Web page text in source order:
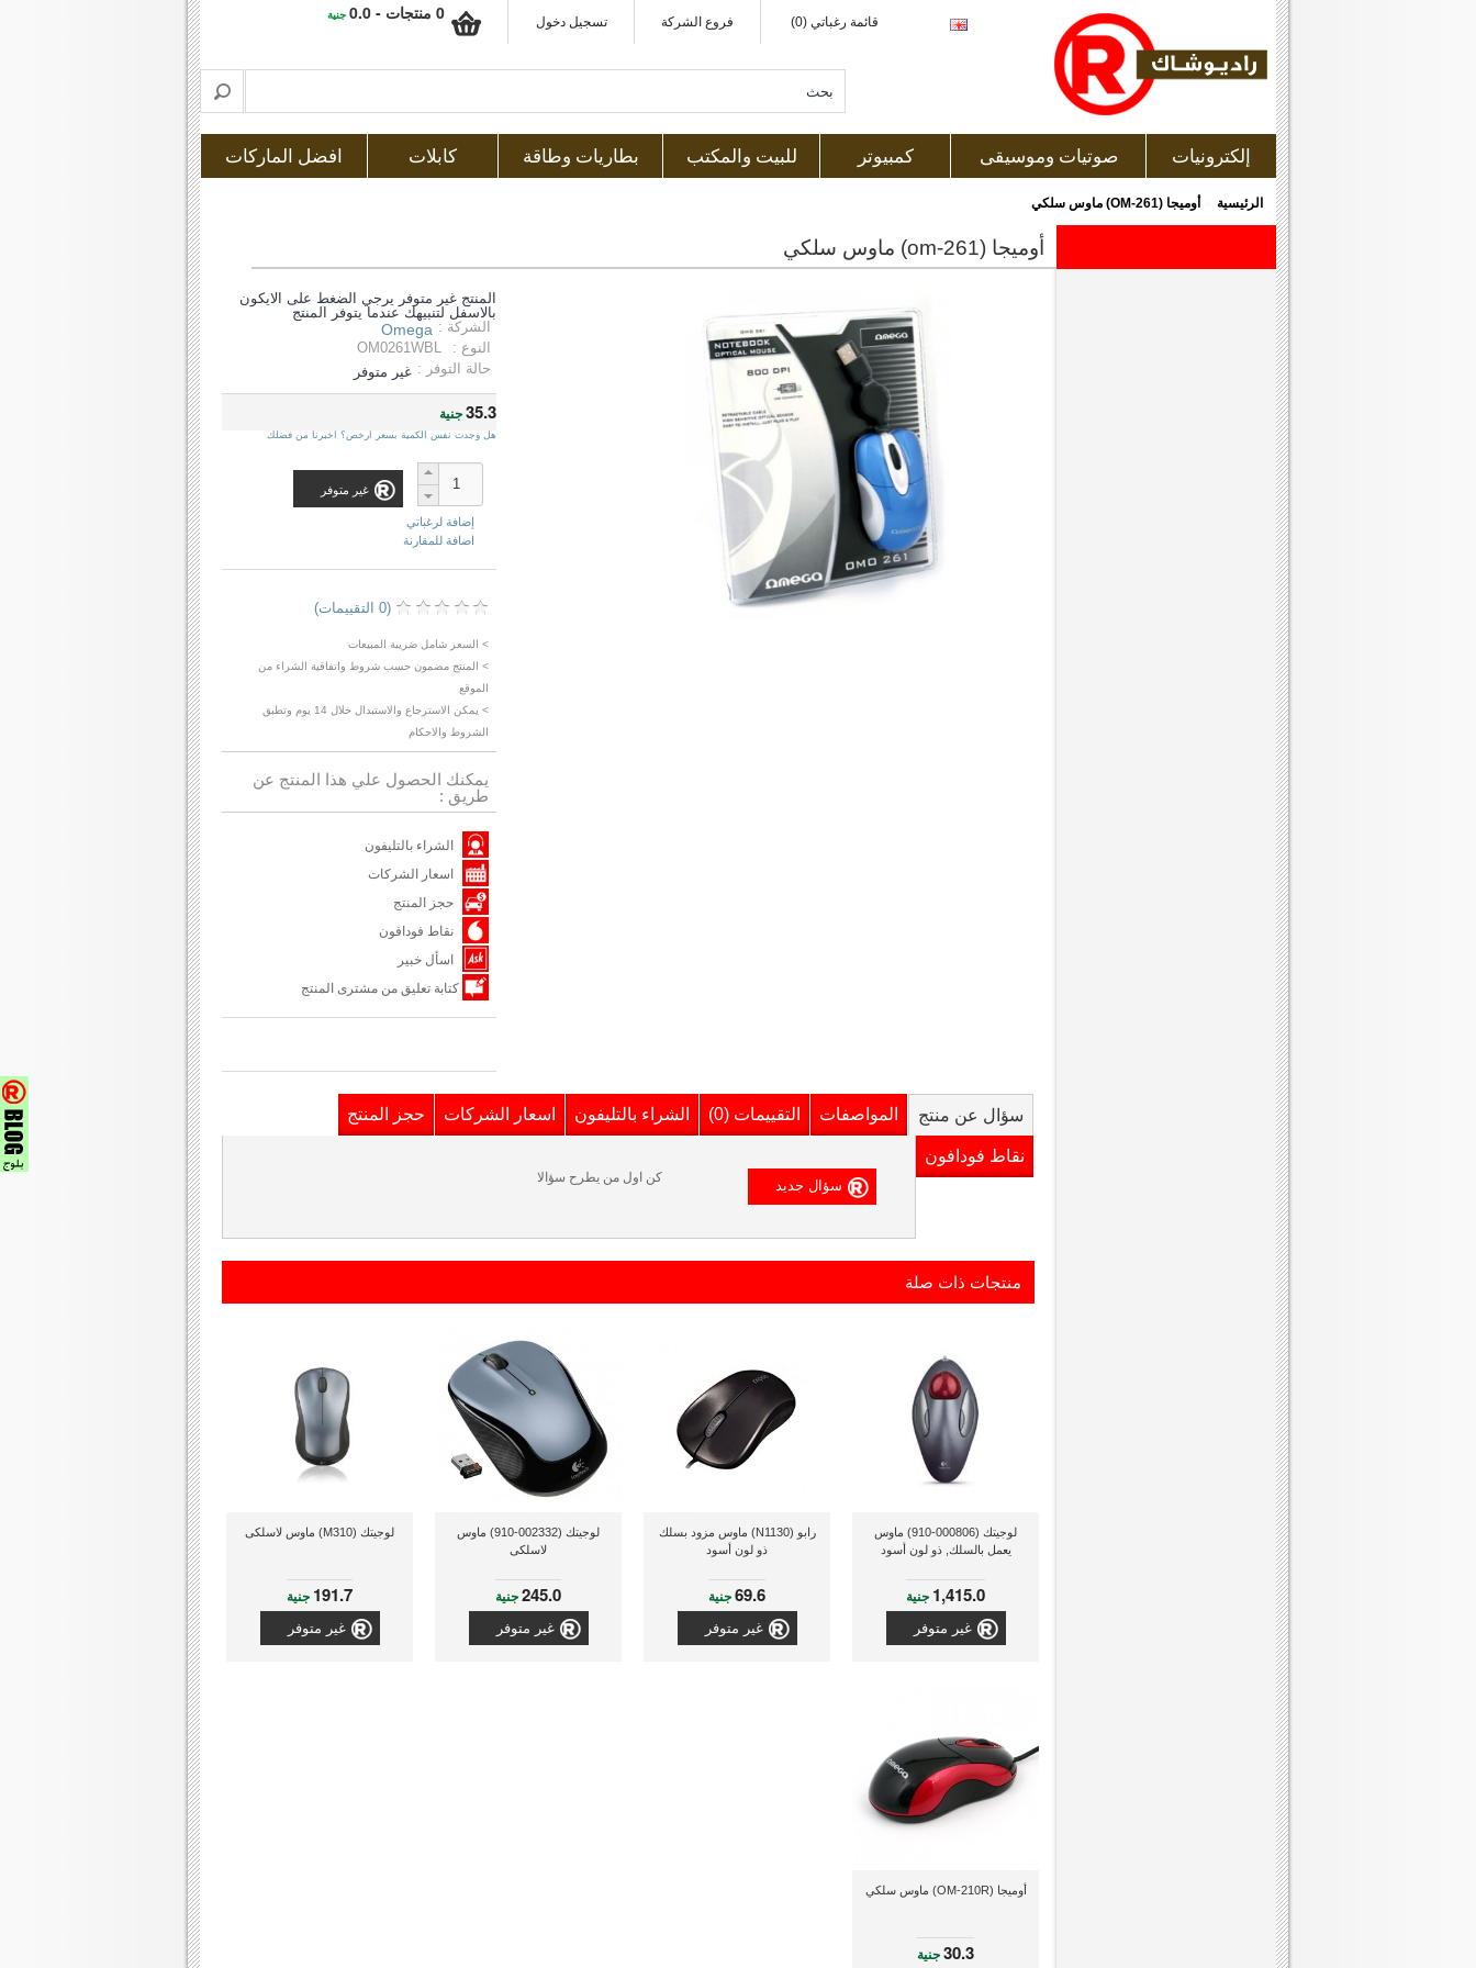
قائمة رغباتي (0) فروع الشركة تسجيل دخول 0 منتجات - 0.0 جنية
إلكترونيات صوتيات وموسيقى كمبيوتر للبيت والمكتب بطاريات وطاقة كابلات افضل الماركات
الرئيسية » أوميجا (OM-261) ماوس سلكي
أوميجا (om-261) ماوس سلكي
المنتج غير متوفر يرجي الضغط على الايكون
بالاسفل لتنبيهك عندما يتوفر المنتج
الشركة : Omega
النوع :
OM0261WBL
حالة التوفر : غير متوفر
35.3جنية
هل وجدت نفس الكمية بسعر ارخص؟ اخبرنا من فضلك
غير متوفر
إضافة لرغباتي
اضافة للمقارنة
(0 التقييمات)
> السعر شامل ضريبة المبيعات
> المنتج مضمون حسب شروط واتفاقية الشراء من
الموقع
> يمكن الاسترجاع والاستبدال خلال 14 يوم وتطبق
الشروط والاحكام
يمكنك الحصول علي هذا المنتج عن
طريق :
الشراء بالتليفون
اسعار الشركات
حجز المنتج
نقاط فودافون
اسأل خبير
كتابة تعليق من مشترى المنتج
سؤال عن منتج المواصفات التقييمات (0) الشراء بالتليفون اسعار الشركات حجز المنتج
نقاط فودافون
كن اول من يطرح سؤالا
منتجات ذات صلة
لوجيتك (000806-910) ماوس
يعمل بالسلك, ذو لون أسود
1,415.0 جنية
غير متوفر
رابو (N1130) ماوس مزود بسلك
ذو لون أسود
69.6جنية
غير متوفر
لوجيتك (002332-910) ماوس
لاسلكى
245.0جنية
غير متوفر
لوجيتك (M310) ماوس لاسلكى
191.7 جنية
غير متوفر
أوميجا (OM-210R) ماوس سلكي
30.3جنية